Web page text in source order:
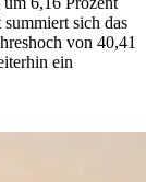
sich das
von 40,41
ein